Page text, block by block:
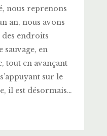
nous reprenons
an, nous avons
des endroits
en
tout en avançant
sur le
il est désormais…